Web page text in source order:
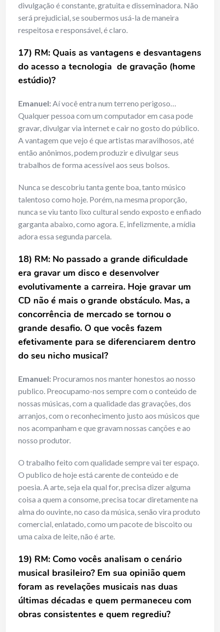
divulgação é constante, gratuita e disseminadora. Não
será prejudicial, se soubermos usá-la de maneira
respeitosa e responsável, é claro.
17) RM: Quais as vantagens e desvantagens
do acesso a tecnologia de gravação (home
estúdio)?
Emanuel:Aí você entra num terreno perigoso…
Qualquer pessoa com um computador em casa pode
gravar, divulgar via internet e cair no gosto do público.
A vantagem que vejo é que artistas maravilhosos, até
então anônimos, podem produzir e divulgar seus
trabalhos de forma acessível aos seus bolsos.
Nunca se descobriu tanta gente boa, tanto músico
talentoso como hoje. Porém, na mesma proporção,
nunca se viu tanto lixo cultural sendo exposto e enfiado
garganta abaixo, como agora. E, infelizmente, a mídia
adora essa segunda parcela.
18) RM: No passado a grande dificuldade
era gravar um disco e desenvolver
evolutivamente a carreira. Hoje gravar um
CD não é mais o grande obstáculo. Mas, a
concorrência de mercado se tornou o
grande desafio. O que vocês fazem
efetivamente para se diferenciarem dentro
do seu nicho musical?
Emanuel: Procuramos nos manter honestos ao nosso
publico. Preocupamo-nos sempre com o conteúdo de
nossas músicas, com a qualidade das gravações, dos
arranjos, com o reconhecimento justo aos músicos que
nos acompanham e que gravam nossas canções e ao
nosso produtor.
O trabalho feito com qualidade sempre vai ter espaço.
O publico de hoje está carente de conteúdo e de
poesia. A arte, seja ela qual for, precisa dizer alguma
coisa a quem a consome, precisa tocar diretamente na
alma do ouvinte, no caso da música, senão vira produto
comercial, enlatado, como um pacote de biscoito ou
uma caixa de leite, não é arte.
19) RM: Como vocês analisam o cenário
musical brasileiro? Em sua opinião quem
foram as revelações musicais nas duas
últimas décadas e quem permaneceu com
obras consistentes e quem regrediu?